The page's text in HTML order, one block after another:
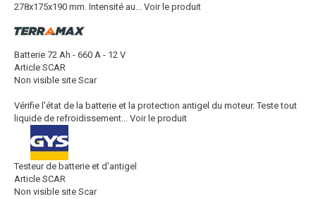
278x175x190 mm. Intensité au...
Voir le produit
Batterie 72 Ah - 660 A - 12 V
Article SCAR
Non visible site Scar
Vérifie l'état de la batterie et la protection antigel du moteur. Teste tout
liquide de refroidissement...
Voir le produit
Testeur de batterie et d'antigel
Article SCAR
Non visible site Scar